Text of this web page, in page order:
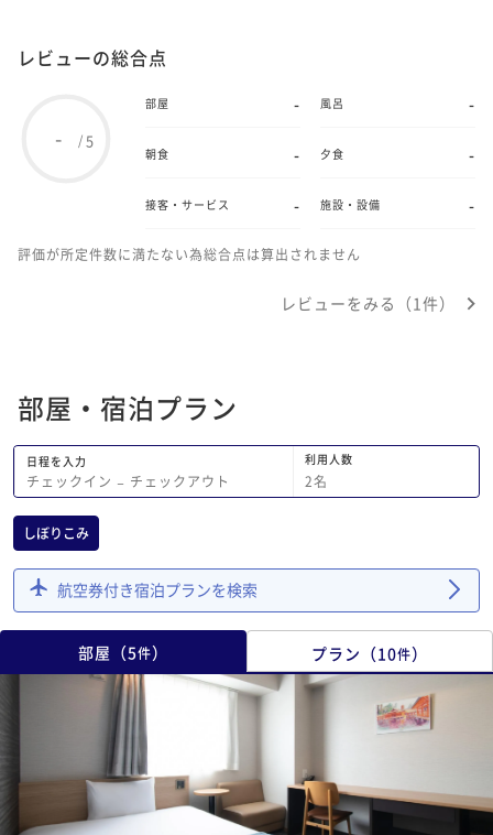
レビューの総合点
- /5
部屋 - 風呂 -
朝食 - 夕食 -
接客・サービス - 施設・設備 -
評価が所定件数に満たない為総合点は算出されません
レビューをみる（1件）
部屋・宿泊プラン
日程を入力
チェックイン − チェックアウト
利用人数
2名
しぼりこみ
航空券付き宿泊プランを検索
部屋 （5件） プラン （10件）